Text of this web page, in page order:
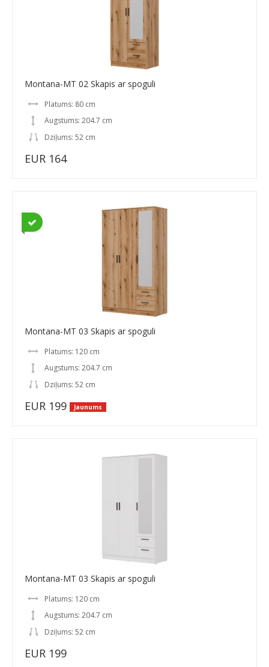
Montana-MT 02 Skapis ar spoguli
Platums: 80 cm
Augstums: 204.7 cm
Dziļums: 52 cm
EUR 164
Montana-MT 03 Skapis ar spoguli
Platums: 120 cm
Augstums: 204.7 cm
Dziļums: 52 cm
EUR 199 Jaunums
Montana-MT 03 Skapis ar spoguli
Platums: 120 cm
Augstums: 204.7 cm
Dziļums: 52 cm
EUR 199